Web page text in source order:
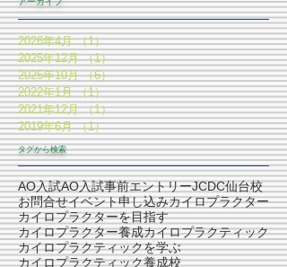
2026年4月 （1）1件の記事
2025年12月 （1）1件の記事
2025年10月 （6）6件の記事
2022年1月 （1）1件の記事
2021年12月 （1）1件の記事
2019年6月 （1）1件の記事
タグから検索
AO入試AO入試事前エントリーJCDC仙台校
お問合せイベント申し込みカイロプラクター
カイロプラクターを目指す
カイロプラクター養成カイロプラクティック
カイロプラクティックを学ぶ
カイロプラクティック養成校